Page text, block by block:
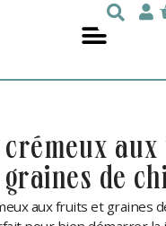
graines de
aux fruits et graines